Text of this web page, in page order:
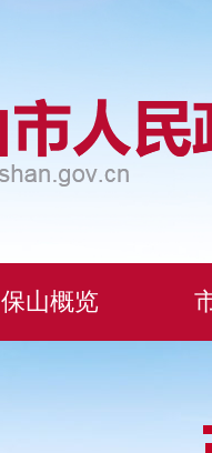
保山概览